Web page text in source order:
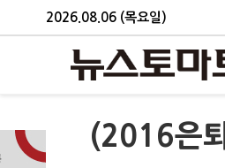
2026.08.06 (목요일)
(2016은